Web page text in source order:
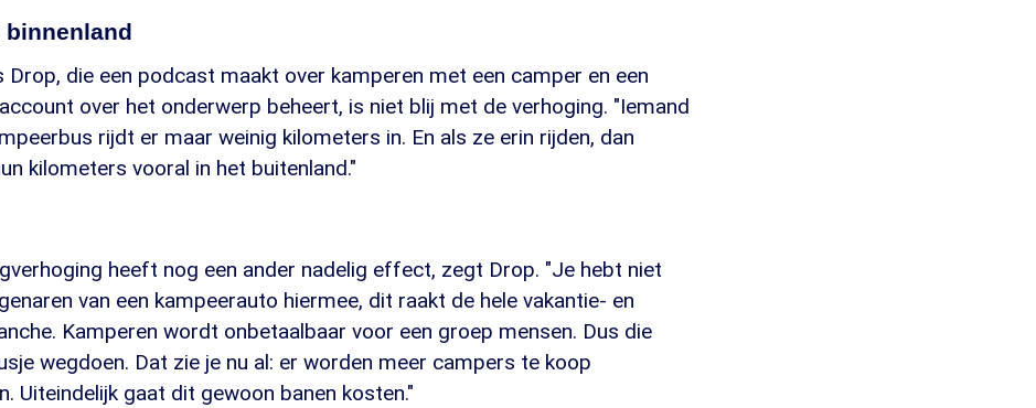
binnenland
Drop, die een podcast maakt over kamperen met een camper en een
over het onderwerp beheert, is niet blij met de verhoging. "Iemand
rijdt er maar weinig kilometers in. En als ze erin rijden, dan
kilometers vooral in het buitenland."
heeft nog een ander nadelig effect, zegt Drop. "Je hebt niet
van een kampeerauto hiermee, dit raakt de hele vakantie- en
Kamperen wordt onbetaalbaar voor een groep mensen. Dus die
wegdoen. Dat zie je nu al: er worden meer campers te koop
Uiteindelijk gaat dit gewoon banen kosten."